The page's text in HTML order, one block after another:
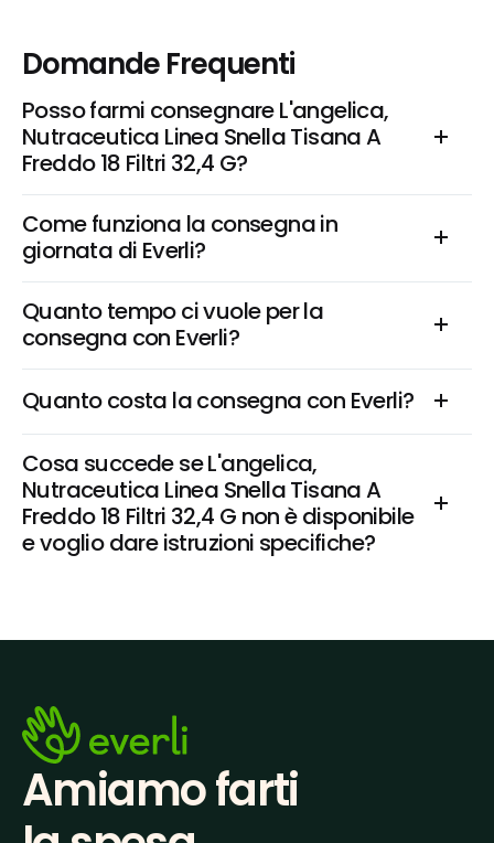
Domande Frequenti
Posso farmi consegnare L'angelica,
Nutraceutica Linea Snella Tisana A
Freddo 18 Filtri 32,4 G?
Come funziona la consegna in
giornata di Everli?
Quanto tempo ci vuole per la
consegna con Everli?
Quanto costa la consegna con Everli?
Cosa succede se L'angelica,
Nutraceutica Linea Snella Tisana A
Freddo 18 Filtri 32,4 G non è disponibile
e voglio dare istruzioni specifiche?
Amiamo farti